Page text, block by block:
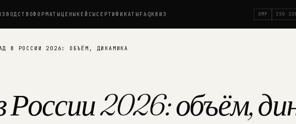
ФОРМАТЫ ЦЕНЫ КЕЙСЫ СЕРТИФИКАТЫ FAQКВИЗ GMP ISO
В РОССИИ 2026: ОБЪЁМ, ДИНАМИКА
2026: объём,